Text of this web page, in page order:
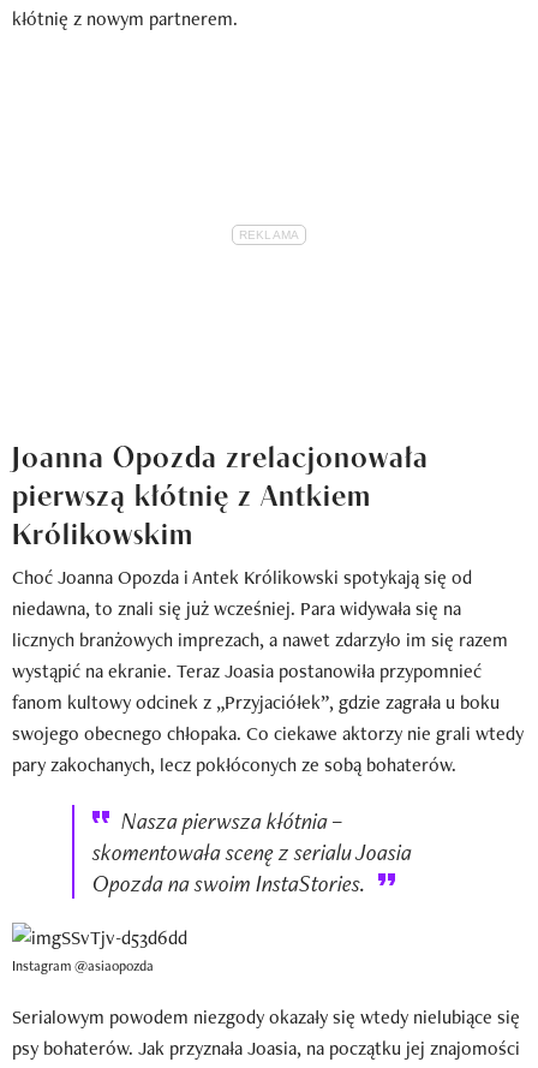
kłótnię z nowym partnerem.
Joanna Opozda zrelacjonowała
pierwszą kłótnię z Antkiem
Królikowskim
Choć Joanna Opozda i Antek Królikowski spotykają się od
niedawna, to znali się już wcześniej. Para widywała się na
licznych branżowych imprezach, a nawet zdarzyło im się razem
wystąpić na ekranie. Teraz Joasia postanowiła przypomnieć
fanom kultowy odcinek z „Przyjaciółek”, gdzie zagrała u boku
swojego obecnego chłopaka. Co ciekawe aktorzy nie grali wtedy
pary zakochanych, lecz pokłóconych ze sobą bohaterów.
Nasza pierwsza kłótnia –
skomentowała scenę z serialu Joasia
Opozda na swoim InstaStories.
Instagram @asiaopozda
Serialowym powodem niezgody okazały się wtedy nielubiące się
psy bohaterów. Jak przyznała Joasia, na początku jej znajomości